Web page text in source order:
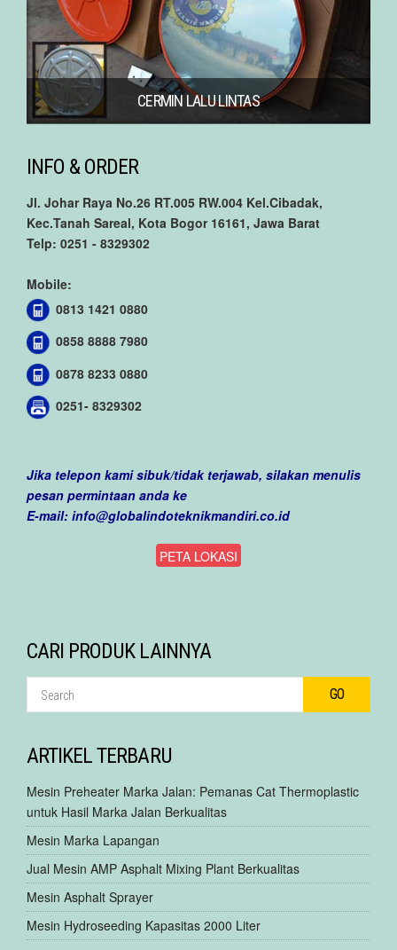
CERMIN LALU LINTAS
INFO & ORDER
Jl. Johar Raya No.26 RT.005 RW.004 Kel.Cibadak,
Kec.Tanah Sareal, Kota Bogor 16161, Jawa Barat
Telp: 0251 - 8329302
Mobile:
0813 1421 0880
0858 8888 7980
0878 8233 0880
0251- 8329302
Jika telepon kami sibuk/tidak terjawab, silakan menulis
pesan permintaan anda ke
E-mail: info@globalindoteknikmandiri.co.id
PETA LOKASI
CARI PRODUK LAINNYA
ARTIKEL TERBARU
Mesin Preheater Marka Jalan: Pemanas Cat Thermoplastic
untuk Hasil Marka Jalan Berkualitas
Mesin Marka Lapangan
Jual Mesin AMP Asphalt Mixing Plant Berkualitas
Mesin Asphalt Sprayer
Mesin Hydroseeding Kapasitas 2000 Liter